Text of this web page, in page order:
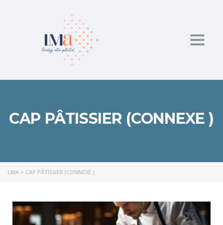
CAP PÂTISSIER (CONNEXE )
LMA > CAP PÂTISSIER (CONNEXE )